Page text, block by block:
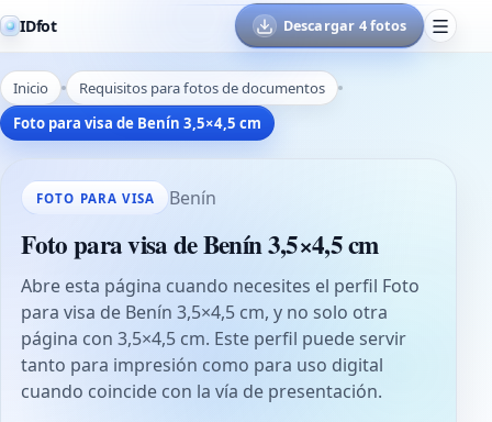
IDfot Descargar 4 fotos
Inicio
Requisitos para fotos de documentos
Foto para visa de Benín 3,5×4,5 cm
FOTO PARA VISA Benín
Foto para visa de Benín 3,5×4,5 cm
Abre esta página cuando necesites el perfil Foto
para visa de Benín 3,5×4,5 cm, y no solo otra
página con 3,5×4,5 cm. Este perfil puede servir
tanto para impresión como para uso digital
cuando coincide con la vía de presentación.